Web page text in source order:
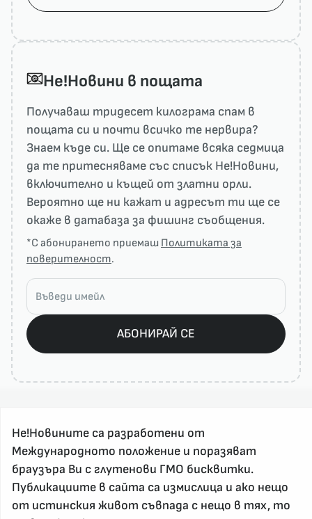
He!Новини в пощата
Получаваш тридесет килограма спам в
пощата си и почти всичко те нервира?
Знаем къде си. Ще се опитаме всяка седмица
да те притесняваме със списък He!Новини,
включително и къщей от златни орли.
Вероятно ще ни кажат и адресът ти ще се
окаже в датабаза за фишинг съобщения.
*С абонирането приемаш Политиката за
поверителност.
АБОНИРАЙ СЕ
За реклама и връзка с нас, пишете на
nenovinite@gmail.com
Не!Новините са разработени от
Международното положение и поразяват
браузъра Ви с глутенови ГМО бисквитки.
Публикациите в сайта са измислица и ако нещо
от истинския живот съвпада с нещо в тях, то